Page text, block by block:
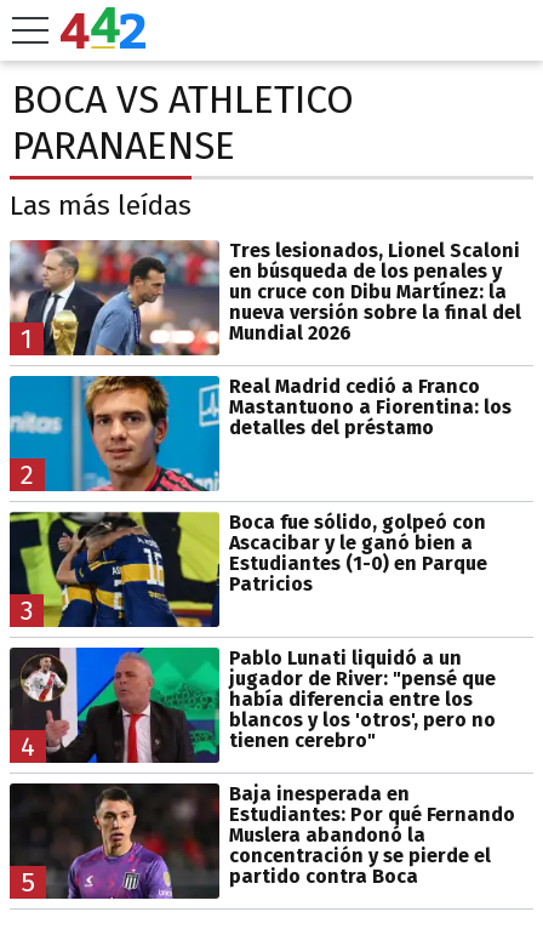
BOCA VS ATHLETICO
PARANAENSE
Las más leídas
1
Tres lesionados, Lionel Scaloni
en búsqueda de los penales y
un cruce con Dibu Martínez: la
nueva versión sobre la final del
Mundial 2026
2
Real Madrid cedió a Franco
Mastantuono a Fiorentina: los
detalles del préstamo
3
Boca fue sólido, golpeó con
Ascacibar y le ganó bien a
Estudiantes (1-0) en Parque
Patricios
4
Pablo Lunati liquidó a un
jugador de River: "pensé que
había diferencia entre los
blancos y los 'otros', pero no
tienen cerebro"
5
Baja inesperada en
Estudiantes: Por qué Fernando
Muslera abandonó la
concentración y se pierde el
partido contra Boca